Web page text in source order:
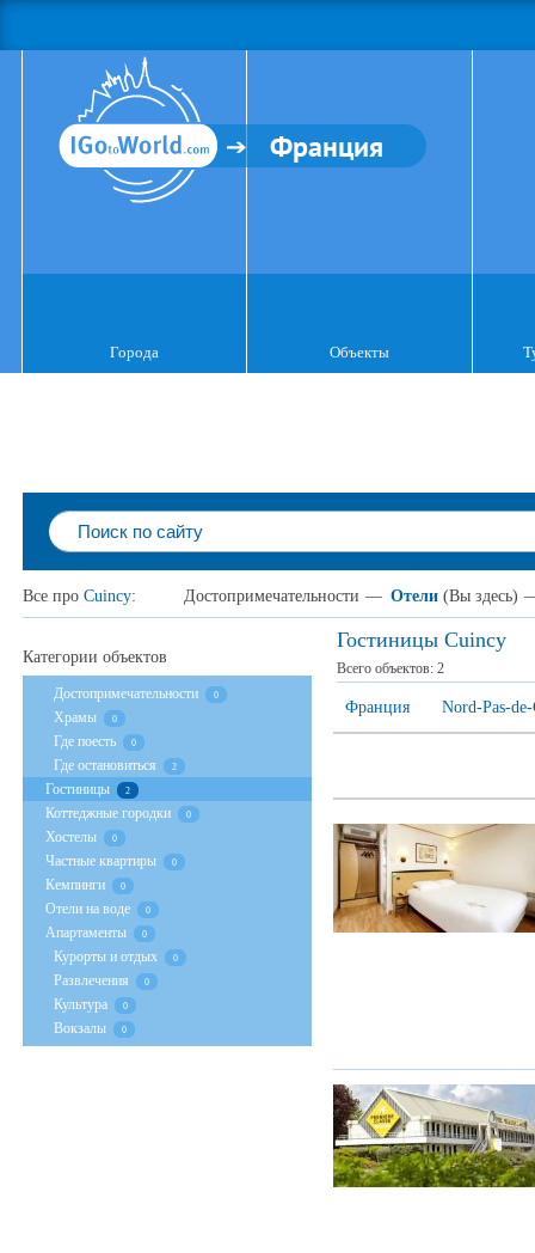
Франция
Города Объекты
Все про Cuincy: Достопримечательности — Отели (Вы здесь)
Гостиницы Cuincy
Всего объектов: 2
Франция Nord-Pas-
Категории объектов
Достопримечательности 0
Храмы 0
Где поесть 0
Где остановиться 2
Гостиницы 2
Коттеджные городки 0
Хостелы 0
Частные квартиры 0
Кемпинги 0
Отели на воде 0
Апартаменты 0
Курорты и отдых 0
Развлечения 0
Культура 0
Вокзалы 0